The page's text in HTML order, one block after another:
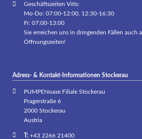
Geschäftszeiten Vitis:
Mo-Do: 07:00-12:00, 12:30-16:30
Fr: 07:00-13:00
Sie erreichen uns in dringenden Fällen auch
Öffnungszeiten!
Adress- & Kontakt-Informationen Stockerau
PUMPENoase Filiale Stockerau
Pragerstraße 6
2000 Stockerau
Austria
T:+43 2266 21400